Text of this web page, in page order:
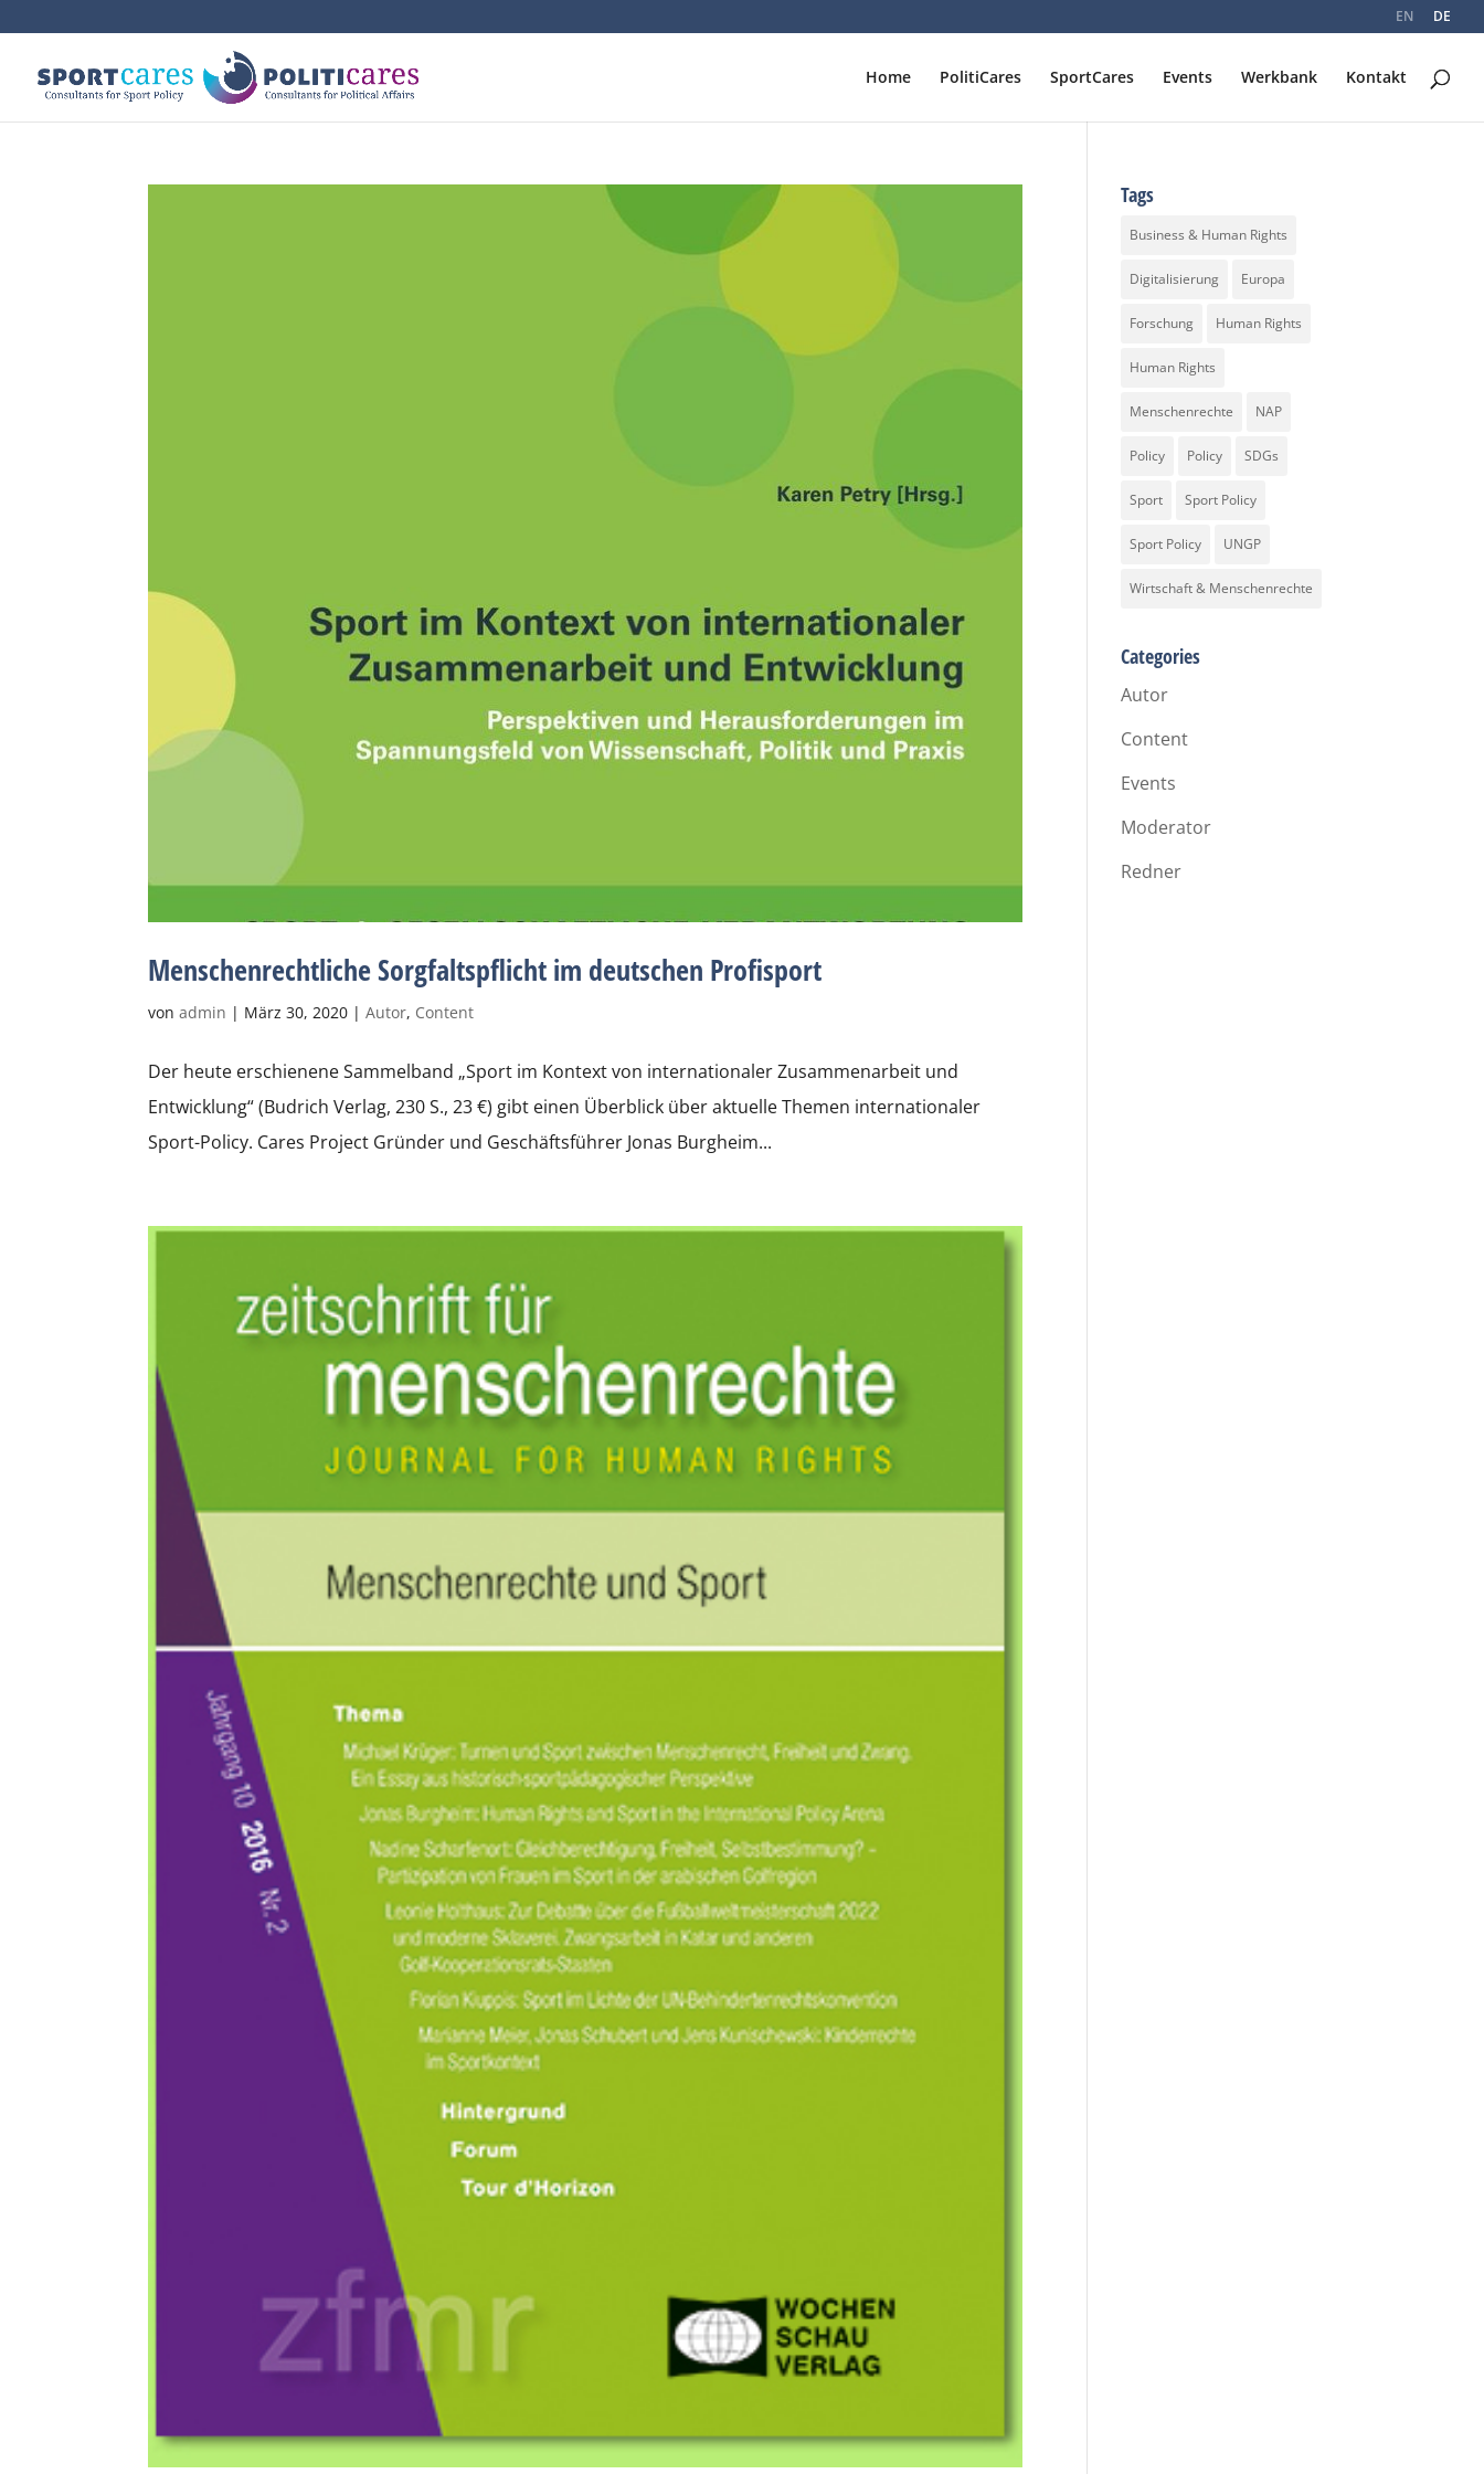
EN DE
Home PolitiCares SportCares Events Werkbank Kontakt
Menschenrechtliche Sorgfaltspflicht im deutschen Profisport
vonadmin | März 30, 2020 |Autor, Content
Der heute erschienene Sammelband „Sport im Kontext von internationaler Zusammenarbeit und
Entwicklung“ (Budrich Verlag, 230 S., 23 €) gibt einen Überblick über aktuelle Themen internationaler
Sport-Policy. Cares Project Gründer und Geschäftsführer Jonas Burgheim...
Tags
Business & Human Rights
Digitalisierung Europa
Forschung Human Rights
Human Rights
Menschenrechte NAP
Policy Policy SDGs
Sport Sport Policy
Sport Policy UNGP
Wirtschaft & Menschenrechte
Categories
Autor
Content
Events
Moderator
Redner